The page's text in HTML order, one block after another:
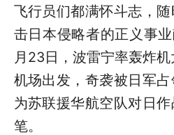
飞行员们都满怀斗志，
击日本侵略者的正义事
月23日，波雷宁率轰炸
机场出发，奇袭被日军占
为苏联援华航空队对日
笔。